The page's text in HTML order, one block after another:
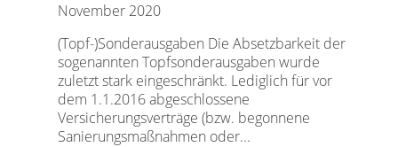
November 2020
(Topf-)Sonderausgaben Die Absetzbarkeit der
sogenannten Topfsonderausgaben wurde
zuletzt stark eingeschränkt. Lediglich für vor
dem 1.1.2016 abgeschlossene
Versicherungsverträge (bzw. begonnene
Sanierungsmaßnahmen oder...